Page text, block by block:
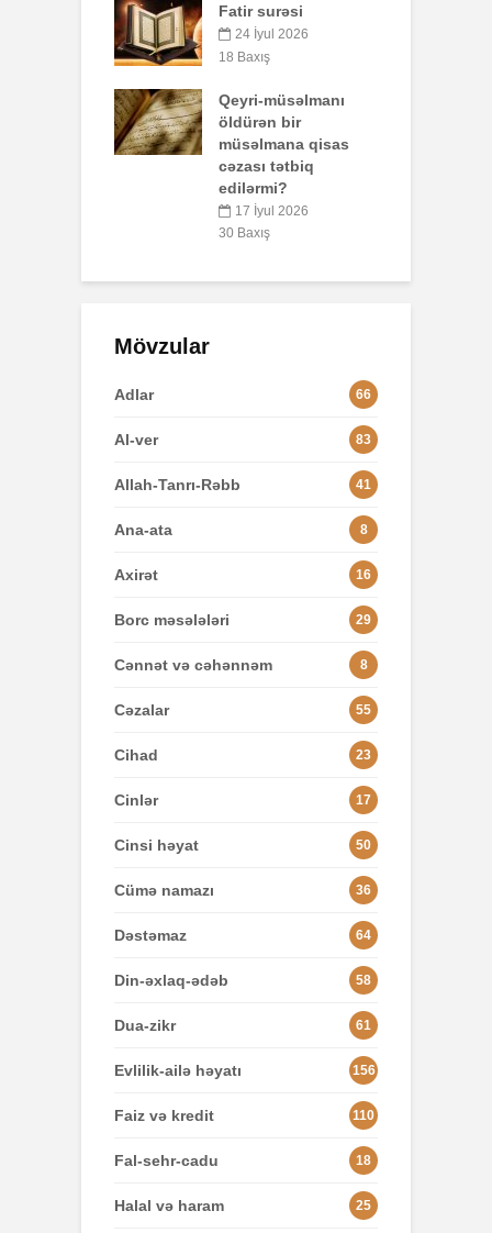
Əhzab surəsi
26 İyun 2026
Mövzular
Adlar 66
Al-ver 83
Allah-Tanrı-Rəbb 41
Ana-ata 8
Axirət 16
Borc məsələləri 29
Cənnət və cəhənnəm 8
Cəzalar 55
Cihad 23
Cinlər 17
Cinsi həyat 50
Cümə namazı 36
Dəstəmaz 64
Din-əxlaq-ədəb 58
Dua-zikr 61
Evlilik-ailə həyatı 156
Faiz və kredit 110
Fal-sehr-cadu 18
Halal və haram 25